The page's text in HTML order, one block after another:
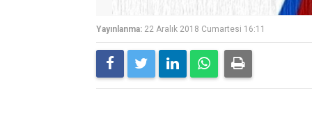
Yayınlanma: 22 Aralık 2018 Cumartesi 16:11